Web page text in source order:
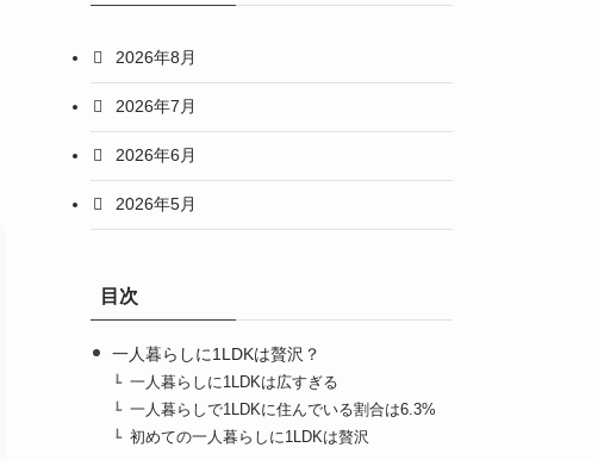
2026年8月
2026年7月
2026年6月
2026年5月
目次
一人暮らしに1LDKは贅沢？
一人暮らしに1LDKは広すぎる
一人暮らしで1LDKに住んでいる割合は6.3%
初めての一人暮らしに1LDKは贅沢